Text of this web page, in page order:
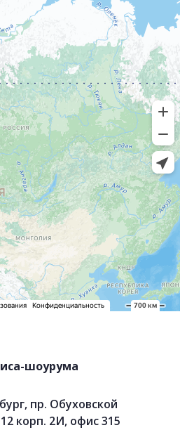
шоурума
пр. Обуховской
корп. 2И, офис 315